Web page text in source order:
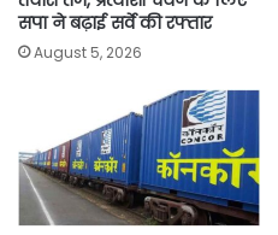
सपा ने बढ़ाई सर्वे की रफ्तार
August 5, 2026